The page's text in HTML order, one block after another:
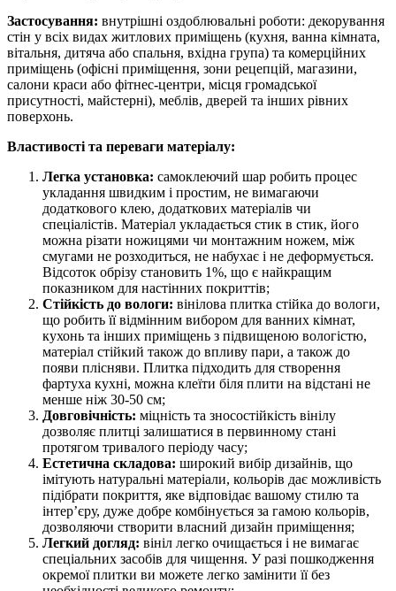
Застосування: внутрішні оздоблювальні роботи: декорування
стін у всіх видах житлових приміщень (кухня, ванна кімната,
вітальня, дитяча або спальня, вхідна група) та комерційних
приміщень (офісні приміщення, зони рецепцій, магазини,
салони краси або фітнес-центри, місця громадської
присутності, майстерні), меблів, дверей та інших рівних
поверхонь.
Властивості та переваги матеріалу:
Легка установка: самоклеючий шар робить процес
укладання швидким і простим, не вимагаючи
додаткового клею, додаткових матеріалів чи
спеціалістів. Матеріал укладається стик в стик, його
можна різати ножицями чи монтажним ножем, між
смугами не розходиться, не набухає і не деформується.
Відсоток обрізу становить 1%, що є найкращим
показником для настінних покриттів;
Стійкість до вологи: вінілова плитка стійка до вологи,
що робить її відмінним вибором для ванних кімнат,
кухонь та інших приміщень з підвищеною вологістю,
матеріал стійкий також до впливу пари, а також до
появи плісняви. Плитка підходить для створення
фартуха кухні, можна клеїти біля плити на відстані не
менше ніж 30-50 см;
Довговічність: міцність та зносостійкість вінілу
дозволяє плитці залишатися в первинному стані
протягом тривалого періоду часу;
Естетична складова: широкий вибір дизайнів, що
імітують натуральні матеріали, кольорів дає можливість
підібрати покриття, яке відповідає вашому стилю та
інтер’єру, дуже добре комбінується за гамою кольорів,
дозволяючи створити власний дизайн приміщення;
Легкий догляд: вініл легко очищається і не вимагає
спеціальних засобів для чищення. У разі пошкодження
окремої плитки ви можете легко замінити її без